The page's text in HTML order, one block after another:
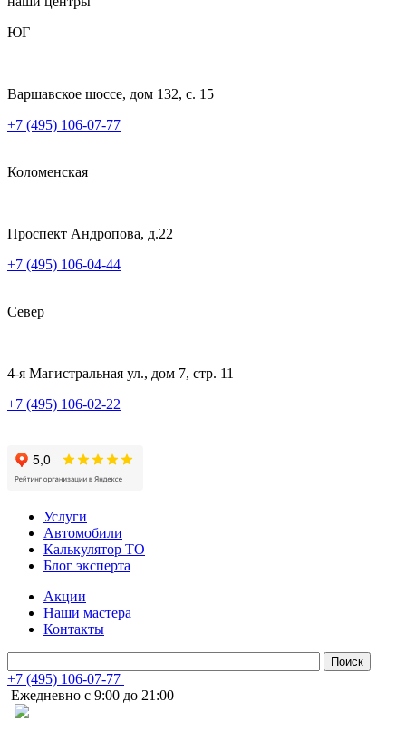
ЮГ
Варшавское шоссе, дом 132, с. 15
+7 (495) 106-07-77
Коломенская
Проспект Андропова, д.22
+7 (495) 106-04-44
Север
4-я Магистральная ул., дом 7, стр. 11
+7 (495) 106-02-22
Услуги
Автомобили
Калькулятор ТО
Блог эксперта
Акции
Наши мастера
Контакты
+7 (495) 106-07-77
Ежедневно с 9:00 до 21:00